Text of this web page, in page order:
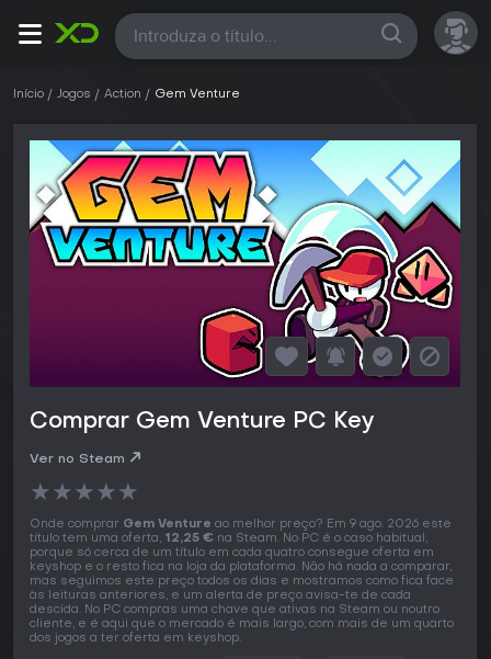
Todas
Início Jogos Action Gem Venture
Comprar Gem Venture PC Key
Ver no Steam
★★★★★
Onde comprar Gem Venture ao melhor preço? Em 9 ago. 2026 este
título tem uma oferta, 12,25 € na Steam. No PC é o caso habitual,
porque só cerca de um título em cada quatro consegue oferta em
keyshop e o resto fica na loja da plataforma. Não há nada a comparar,
mas seguimos este preço todos os dias e mostramos como fica face
às leituras anteriores, e um alerta de preço avisa-te de cada
descida. No PC compras uma chave que ativas na Steam ou noutro
cliente, e é aqui que o mercado é mais largo, com mais de um quarto
dos jogos a ter oferta em keyshop.